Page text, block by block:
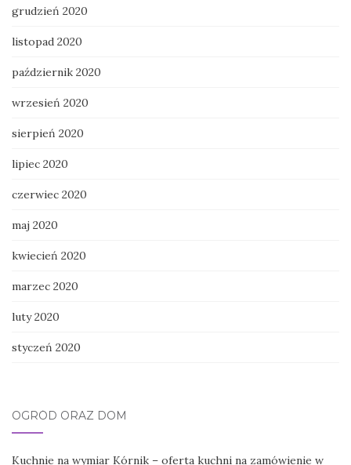
grudzień 2020
listopad 2020
październik 2020
wrzesień 2020
sierpień 2020
lipiec 2020
czerwiec 2020
maj 2020
kwiecień 2020
marzec 2020
luty 2020
styczeń 2020
OGRÓD ORAZ DOM
Kuchnie na wymiar Kórnik – oferta kuchni na zamówienie w